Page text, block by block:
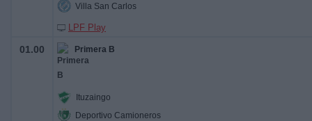
Villa San Carlos
LPF Play
01.00 Primera B
Ituzaingo
Deportivo Camioneros